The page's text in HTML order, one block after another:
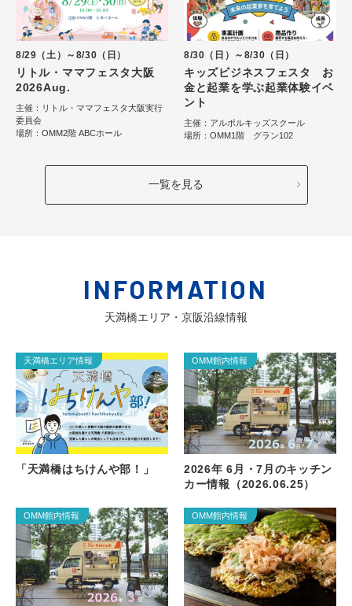
8/29（土）～8/30（日）
リトル・ママフェスタ大阪
2026Aug.
主催：リトル・ママフェスタ大阪実行
委員会
場所：OMM2階 ABCホール
8/30（日）～8/30（日）
キッズビジネスフェスタ お
金と起業を学ぶ起業体験イベ
ント
主催：アルボルキッズスクール
場所：OMM1階 グラン102
一覧を見る
INFORMATION
天満橋エリア・京阪沿線情報
天満橋エリア情報
「天満橋はちけんや部！」
OMM館内情報
2026年 6月・7月のキッチン
カー情報（2026.06.25）
OMM館内情報 OMM館内情報